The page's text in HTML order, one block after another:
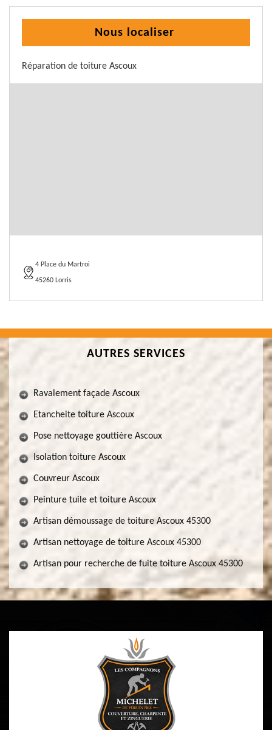
Nous localiser
Réparation de toiture Ascoux
4 Place du Martroi
45260 Lorris
AUTRES SERVICES
Ravalement façade Ascoux
Etancheite toiture Ascoux
Pose nettoyage gouttière Ascoux
Isolation toiture Ascoux
Couvreur Ascoux
Peinture tuile et toiture Ascoux
Artisan démoussage de toiture Ascoux 45300
Artisan nettoyage de toiture Ascoux 45300
Artisan pour recherche de fuite toiture Ascoux 45300